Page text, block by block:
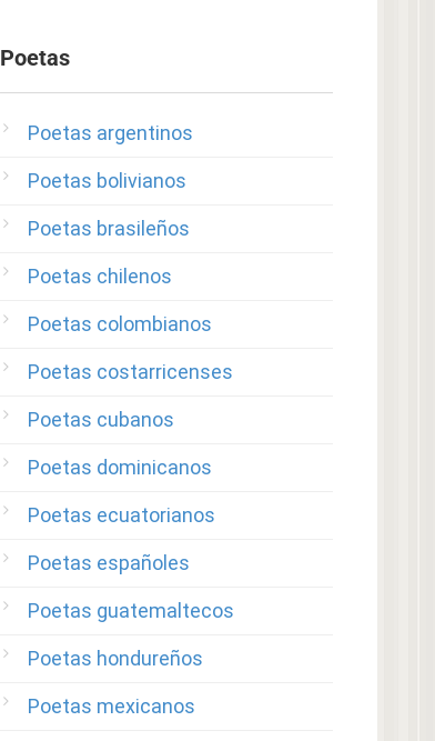
Poetas
Poetas argentinos
Poetas bolivianos
Poetas brasileños
Poetas chilenos
Poetas colombianos
Poetas costarricenses
Poetas cubanos
Poetas dominicanos
Poetas ecuatorianos
Poetas españoles
Poetas guatemaltecos
Poetas hondureños
Poetas mexicanos